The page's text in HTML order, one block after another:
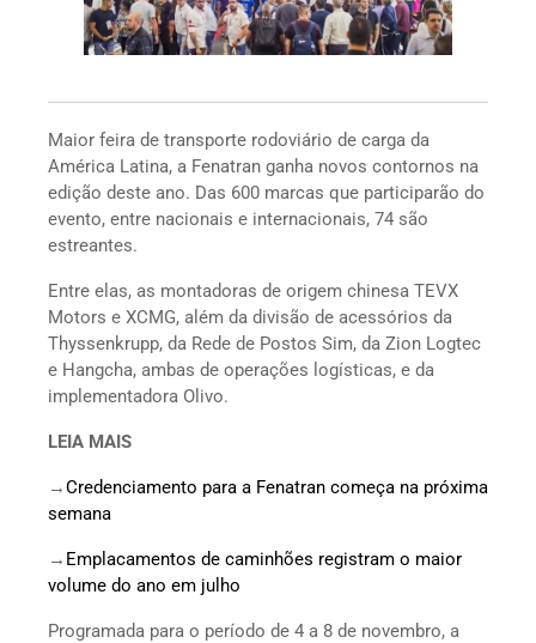
Maior feira de transporte rodoviário de carga da
América Latina, a Fenatran ganha novos contornos na
edição deste ano. Das 600 marcas que participarão do
evento, entre nacionais e internacionais, 74 são
estreantes.
Entre elas, as montadoras de origem chinesa TEVX
Motors e XCMG, além da divisão de acessórios da
Thyssenkrupp, da Rede de Postos Sim, da Zion Logtec
e Hangcha, ambas de operações logísticas, e da
implementadora Olivo.
LEIA MAIS
→Credenciamento para a Fenatran começa na próxima
semana
→ Emplacamentos de caminhões registram o maior
volume do ano em julho
Programada para o período de 4 a 8 de novembro, a